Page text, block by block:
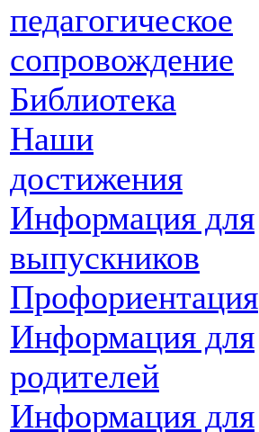
педагогическое
сопровождение
Библиотека
Наши
достижения
Информация для
выпускников
Профориентация
Информация для
родителей
Информация для